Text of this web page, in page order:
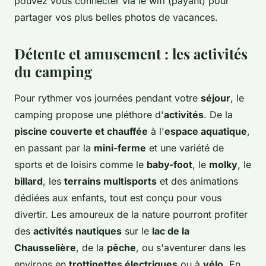
partager vos plus belles photos de vacances.
Détente et amusement : les activités
du camping
Pour rythmer vos journées pendant votre séjour, le
camping propose une pléthore d'activités. De la
piscine couverte et chauffée à l'espace aquatique,
en passant par la mini-ferme et une variété de
sports et de loisirs comme le baby-foot, le molky, le
billard, les terrains multisports et des animations
dédiées aux enfants, tout est conçu pour vous
divertir. Les amoureux de la nature pourront profiter
des activités nautiques sur le lac de la
Chausselière, de la pêche, ou s'aventurer dans les